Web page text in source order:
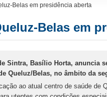
Belas em presidência aberta
Belas em
Sintra, Basílio Horta, anuncia
Queluz/Belas, no âmbito da
ao atual centro de saúde de